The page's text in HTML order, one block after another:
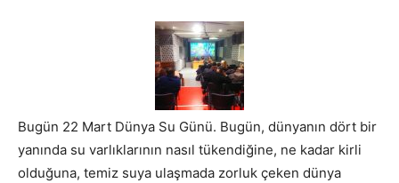
Bugün 22 Mart Dünya Su Günü. Bugün, dünyanın dört bir
yanında su varlıklarının nasıl tükendiğine, ne kadar kirli
olduğuna, temiz suya ulaşmada zorluk çeken dünya